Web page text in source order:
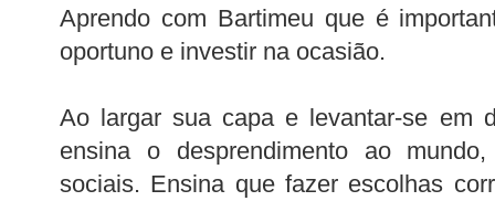
Aprendo com Bartimeu que é
oportuno e investir na ocasião.
Ao largar sua capa e levantar-se em
ensina o desprendimento ao
sociais. Ensina que fazer escolhas